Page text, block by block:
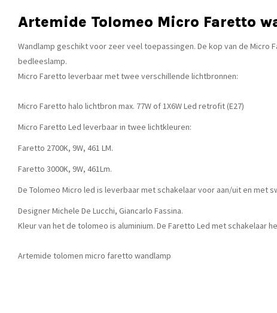
Artemide Tolomeo Micro Faretto
Wandlamp geschikt voor zeer veel toepassingen. De kop van de Micro
bedleeslamp.
Micro Faretto leverbaar met twee verschillende lichtbronnen:
Micro Faretto halo lichtbron max. 77W of 1X6W Led retrofit (E27)
Micro Faretto Led leverbaar in twee lichtkleuren:
Faretto 2700K, 9W, 461 LM.
Faretto 3000K, 9W, 461Lm.
De Tolomeo Micro led is leverbaar met schakelaar voor aan/uit en met
Designer Michele De Lucchi, Giancarlo Fassina.
Kleur van het de tolomeo is aluminium. De Faretto Led met schakelaar
Artemide tolomen micro faretto wandlamp